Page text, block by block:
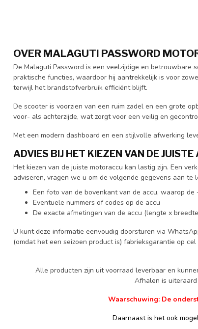
OVER MALAGUTI PASSWORD
De Malaguti Password is een veelzijdige en
praktische functies, waardoor hij aantrekkelijk is voor
terwijl het brandstofverbruik efficiënt blijft.
De scooter is voorzien van een ruim zadel en een grote
voor- als achterzijde, wat zorgt voor een veilig en
Met een modern dashboard en een stijlvolle afwerking
ADVIES BIJ HET KIEZEN VAN DE JUISTE
Het kiezen van de juiste motoraccu kan lastig zijn. Een
adviseren, vragen we u om de volgende gegevens aan te
Een foto van de bovenkant van de accu, waarop
Eventuele nummers of codes op de accu
De exacte afmetingen van de accu (lengte x
U kunt deze informatie eenvoudig doorsturen via
(omdat het een seizoen product is) fabrieksgarantie op
Alle producten zijn uit voorraad leverbaar en
Afhalen is
Waarschuwing: De
Daarnaast is het ook